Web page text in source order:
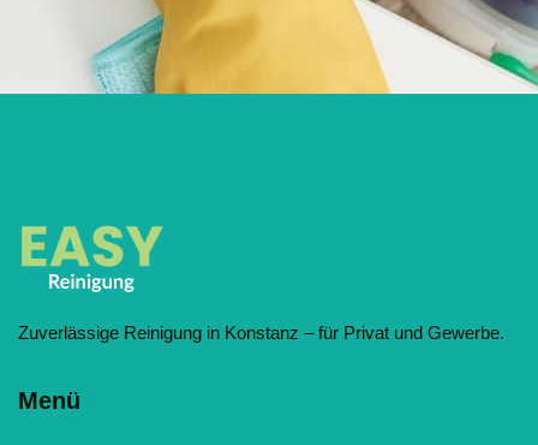
Zuverlässige Reinigung in Konstanz – für Privat und Gewerbe.
Menü